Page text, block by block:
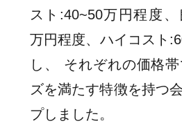
スト:40~50万円程度
万円程度、ハイコスト
し、 それぞれの価格
ズを満たす特徴を持つ
プしました。